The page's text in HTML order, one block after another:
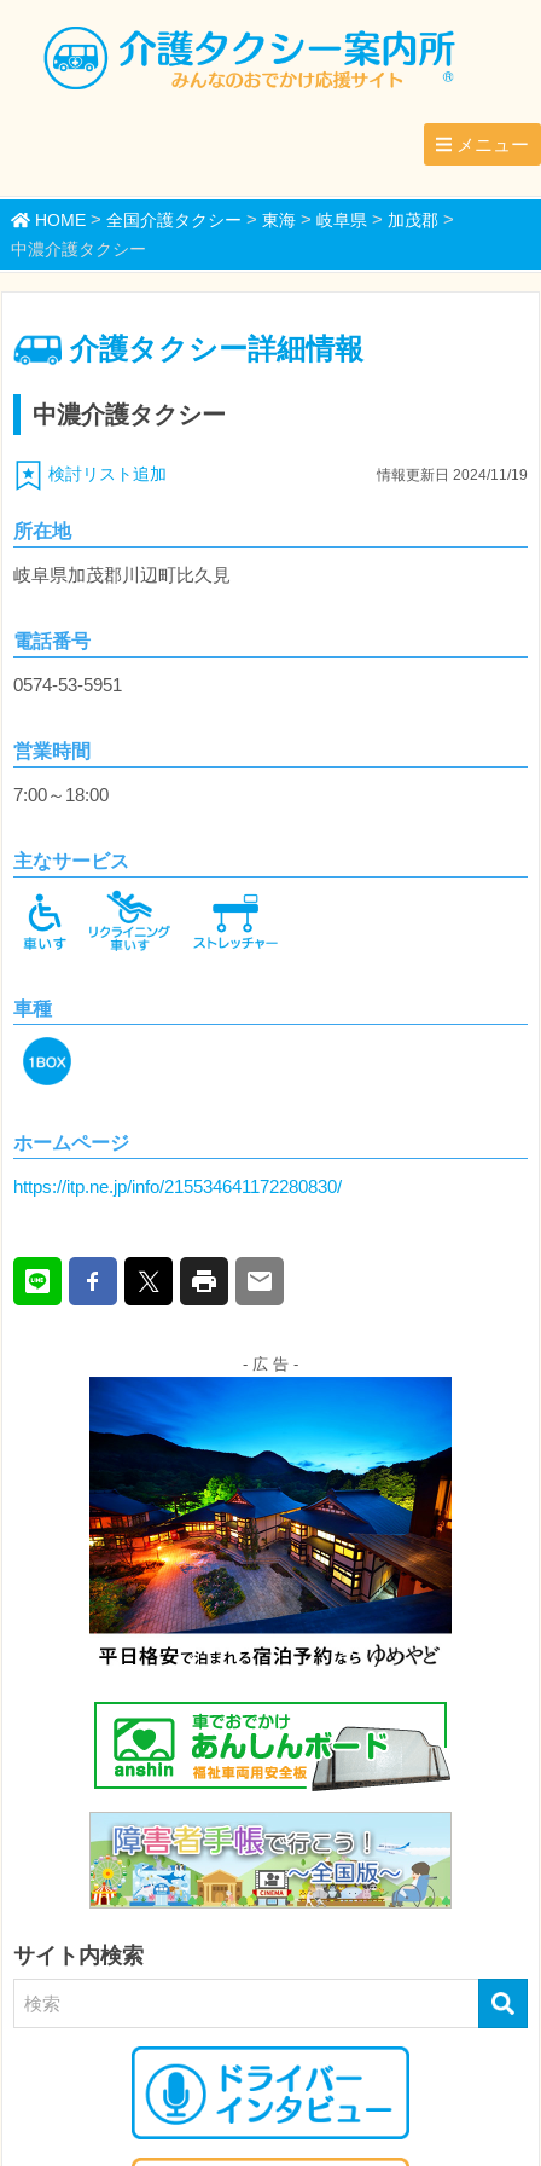
メニュー
HOME> 全国介護タクシー > 東海> 岐阜県> 加茂郡>
中濃介護タクシー
介護タクシー詳細情報
中濃介護タクシー
検討リスト追加 情報更新日 2024/11/19
所在地
岐阜県加茂郡川辺町比久見
電話番号
0574-53-5951
営業時間
7:00～18:00
主なサービス
車種
ホームページ
https://itp.ne.jp/info/215534641172280830/
- 広 告 -
サイト内検索